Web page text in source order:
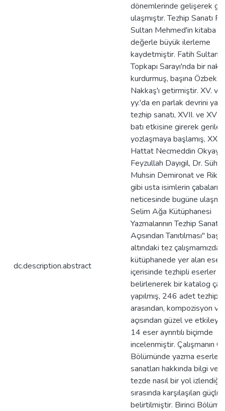
dc.description.abstract
dönemlerinde gelişerek
ulaşmıştır. Tezhip Sanatı
Sultan Mehmed'in kitaba
değerle büyük ilerleme
kaydetmiştir. Fatih Sultan
Topkapı Sarayı'nda bir
kurdurmuş, başına Özbek
Nakkaş'ı getirmiştir. XV. ve
yy.'da en parlak devrini
tezhip sanatı, XVII. ve
batı etkisine girerek
yozlaşmaya başlamış, XX.
Hattat Necmeddin Okyay,
Feyzullah Dayıgil, Dr.
Muhsin Demironat ve
gibi usta isimlerin çabaları
neticesinde bugüne
Selim Ağa Kütüphanesi
Yazmalarının Tezhip Sanatı
Açısından Tanıtılması"
altındaki tez çalışmamızda,
kütüphanede yer alan
içerisinde tezhipli eserler
belirlenerek bir katalog
yapılmış, 246 adet tezhipli
arasından, kompozisyon
açısından güzel ve
14 eser ayrıntılı biçimde
incelenmiştir. Çalışmanın
Bölümünde yazma eserler
sanatları hakkında bilgi
tezde nasıl bir yol izlendiği,
sırasında karşılaşılan
belirtilmiştir. Birinci